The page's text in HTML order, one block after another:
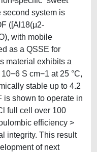
second system is
([Al18(μ2-
with mobile
as a QSSE for
material exhibits a
S cm−1 at 25 °C,
stable up to 4.2
is shown to operate in
full cell over 100
efficiency >
integrity. This result
of next